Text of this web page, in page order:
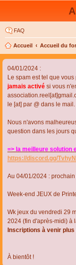
FAQ
Accueil Accueil du
04/01/2024 :
Le spam est tel que
jamais activé si vous
le [at] par @ dans le mail.
Nous n'avons
question dans les jours
=> la meilleure solution
https://discord.gg/
Au 04/01/2024 :
Week-end JEUX de
Wk jeux du vendredi 29
2024 (fin d'après-midi) à
Inscriptions à venir plus
À bientôt !